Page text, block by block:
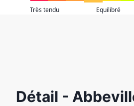
Très tendu Equilibré
Détail -